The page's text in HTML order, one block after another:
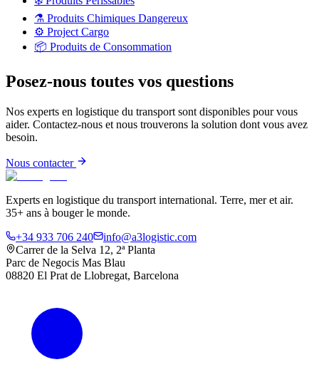
⚗️ Produits Chimiques Dangereux
⚙️ Project Cargo
📦 Produits de Consommation
Posez-nous toutes vos questions
Nos experts en logistique du transport sont disponibles pour vous
aider. Contactez-nous et nous trouverons la solution dont vous avez
besoin.
Nous contacter
Experts en logistique du transport international. Terre, mer et air.
35+ ans à bouger le monde.
+34 933 706 240
info@a3logistic.com
Carrer de la Selva 12, 2ª Planta
Parc de Negocis Mas Blau
08820 El Prat de Llobregat, Barcelona